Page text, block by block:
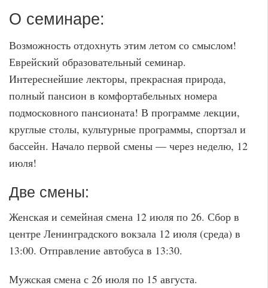
О семинаре:
Возможность отдохнуть этим летом со смыслом!
Еврейский образовательный семинар.
Интереснейшие лекторы, прекрасная природа,
полный пансион в комфортабельных номера
подмосковного пансионата! В программе лекции,
круглые столы, культурные программы, спортзал и
бассейн. Начало первой смены — через неделю, 12
июля!
Две смены:
Женская и семейная смена 12 июля по 26. Сбор в
центре Ленинградского вокзала 12 июля (среда) в
13:00. Отправление автобуса в 13:30.
Мужская смена с 26 июля по 15 августа.